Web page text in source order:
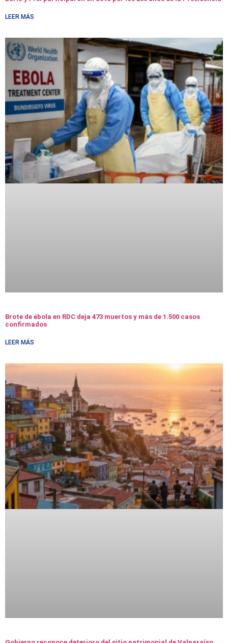
LEER MÁS
Brote de ébola en RDC deja 473 muertos y más de 1.500 casos
confirmados
LEER MÁS